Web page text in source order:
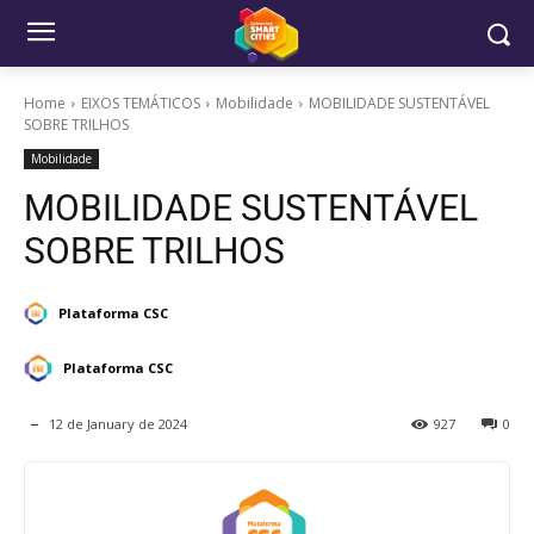
Home EIXOS TEMÁTICOS Mobilidade
MOBILIDADE SUSTENTÁVEL
SOBRE TRILHOS
Mobilidade
MOBILIDADE SUSTENTÁVEL
SOBRE TRILHOS
Plataforma CSC
Plataforma CSC
12 de January de 2024 0
927